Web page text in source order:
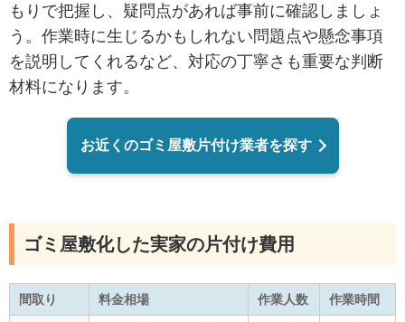
もりで把握し、疑問点があれば事前に確認しましょ
う。作業時に生じるかもしれない問題点や懸念事項
を説明してくれるなど、対応の丁寧さも重要な判断
材料になります。
お近くのゴミ屋敷片付け業者を探す
ゴミ屋敷化した実家の片付け費用
間取り 料金相場 作業人数 作業時間